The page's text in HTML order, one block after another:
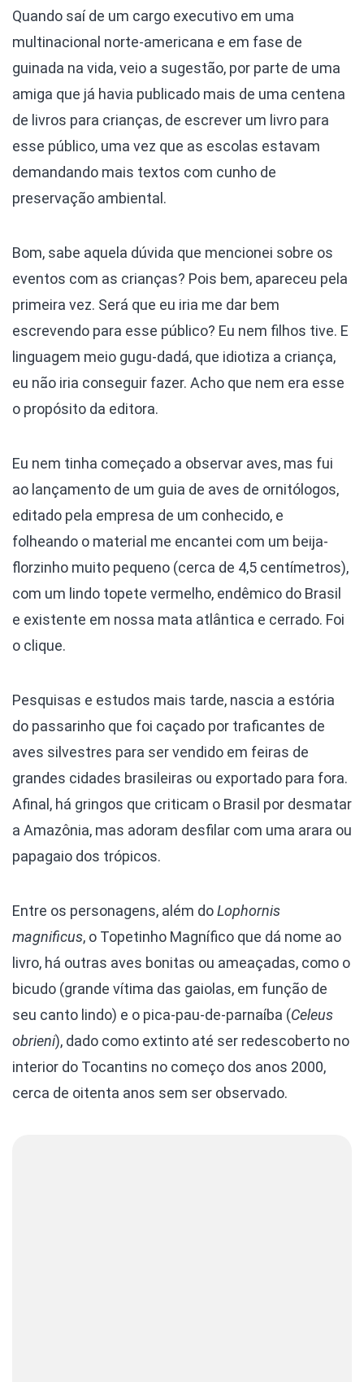
Quando saí de um cargo executivo em uma
multinacional norte-americana e em fase de
guinada na vida, veio a sugestão, por parte de uma
amiga que já havia publicado mais de uma centena
de livros para crianças, de escrever um livro para
esse público, uma vez que as escolas estavam
demandando mais textos com cunho de
preservação ambiental.
Bom, sabe aquela dúvida que mencionei sobre os
eventos com as crianças? Pois bem, apareceu pela
primeira vez. Será que eu iria me dar bem
escrevendo para esse público? Eu nem filhos tive. E
linguagem meio gugu-dadá, que idiotiza a criança,
eu não iria conseguir fazer. Acho que nem era esse
o propósito da editora.
Eu nem tinha começado a observar aves, mas fui
ao lançamento de um guia de aves de ornitólogos,
editado pela empresa de um conhecido, e
folheando o material me encantei com um beija-
florzinho muito pequeno (cerca de 4,5 centímetros),
com um lindo topete vermelho, endêmico do Brasil
e existente em nossa mata atlântica e cerrado. Foi
o clique.
Pesquisas e estudos mais tarde, nascia a estória
do passarinho que foi caçado por traficantes de
aves silvestres para ser vendido em feiras de
grandes cidades brasileiras ou exportado para fora.
Afinal, há gringos que criticam o Brasil por desmatar
a Amazônia, mas adoram desfilar com uma arara ou
papagaio dos trópicos.
Entre os personagens, além doLophornis
magnificus, o Topetinho Magnífico que dá nome ao
livro, há outras aves bonitas ou ameaçadas, como o
bicudo (grande vítima das gaiolas, em função de
seu canto lindo) e o pica-pau-de-parnaíba (Celeus
obrieni), dado como extinto até ser redescoberto no
interior do Tocantins no começo dos anos 2000,
cerca de oitenta anos sem ser observado.